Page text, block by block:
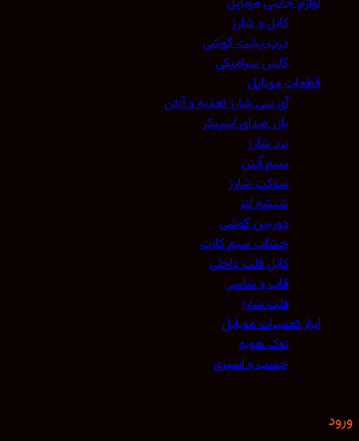
کابل و شارژ
درب پشت گوشی
گلس سرامیکی
قطعات موبایل
آی سی شارژ تغذیه و آنتن
بازر صدای اسپیکر
برد شارژ
سیم آنتن
سوکت شارژ
شیشه لنز
دوربین گوشی
خشاب سیم کارت
کابل فلت داخلی
قاب و شاسی
فلت شارژ
ابزار تعمیرات موبایل
نوک هویه
چسب و اسپری